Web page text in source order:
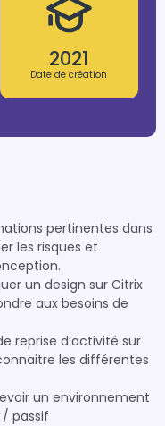
2021
Date de création
pertinentes dans
les risques et
un design sur Citrix
aux besoins de
reprise d’activité sur
les différentes
un environnement
passif